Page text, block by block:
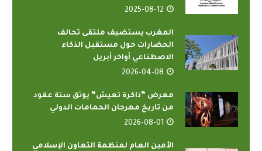
2025-08-12
المغرب يستضيف ملتقى تحالف
الحضارات حول مستقبل الذكاء
الاصطناعي أواخر أبريل
2026-04-08
معرض “ذاكرة تعيش” يوثق ستة عقود
من تاريخ مهرجان الحمامات الدولي
2026-08-01
الأمين العام لمنظمة التعاون الإسلامي